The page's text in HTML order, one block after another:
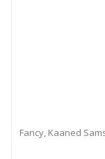
Fancy, Kaaned